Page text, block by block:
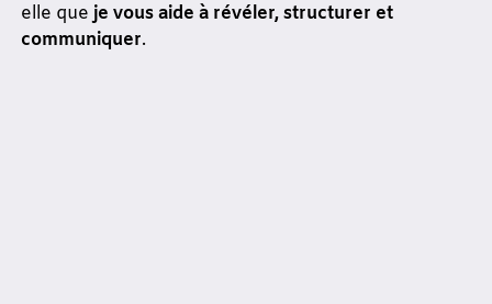
elle que je vous aide à révéler, structurer et
communiquer.